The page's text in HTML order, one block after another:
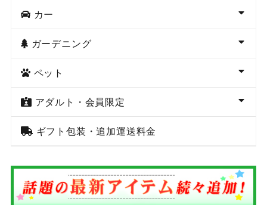
カー
ガーデニング
ペット
アダルト・会員限定
ギフト包装・追加運送料金